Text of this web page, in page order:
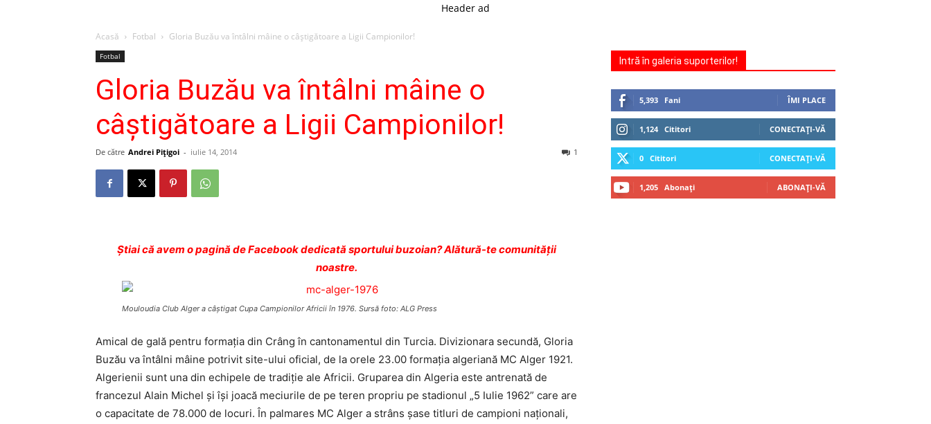
Header ad
Acasă Fotbal Gloria Buzău va întâlni mâine o câştigătoare a Ligii Campionilor!
Fotbal
Gloria Buzău va întâlni mâine o
câştigătoare a Ligii Campionilor!
De către Andrei Pițigoi - iulie 14, 2014 1
Ştiai că avem o pagină de Facebook dedicată sportului buzoian? Alătură-te comunității
noastre.
Mouloudia Club Alger a câştigat Cupa Campionilor Africii în 1976. Sursă foto: ALG Press
Amical de gală pentru formaţia din Crâng în cantonamentul din Turcia. Divizionara secundă, Gloria
Buzău va întâlni mâine potrivit site-ului oficial, de la orele 23.00 formaţia algeriană MC Alger 1921.
Algerienii sunt una din echipele de tradiţie ale Africii. Gruparea din Algeria este antrenată de
francezul Alain Michel şi îşi joacă meciurile de pe teren propriu pe stadionul „5 Iulie 1962” care are
o capacitate de 78.000 de locuri. În palmares MC Alger a strâns şase titluri de campioni naţionali,
Intră în galeria suporterilor!
5,393 Fani ÎMI PLACE
1,124 Cititori CONECTAȚI-VĂ
0 Cititori CONECTAȚI-VĂ
1,205 Abonați ABONAȚI-VĂ